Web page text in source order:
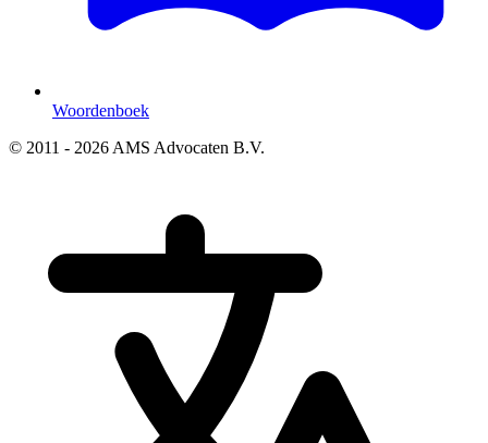
Woordenboek
© 2011 - 2026 AMS Advocaten B.V.